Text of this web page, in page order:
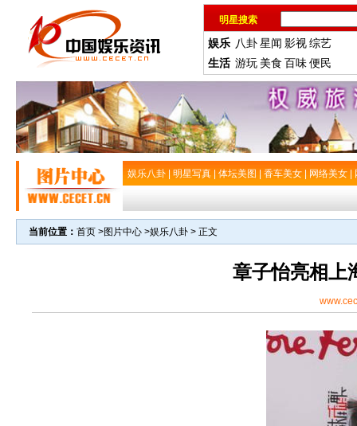
明星搜索
娱乐 八卦星闻 影视综艺
生活 游玩 美食 百味便民
娱乐八卦 明星写真 体坛美图 香车美女 网络美女
当前位置： 首页 >图片中心 >娱乐八卦 > 正文
章子怡亮相上